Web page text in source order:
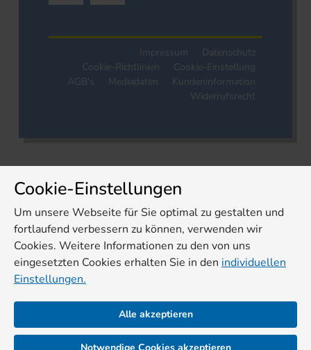
Impressum
Datenschutz
Cookie-Richtlinien
Cookie-Einstellung
AGB's
Mediadaten
Kundeninformation
Widerrufsrecht
Cookie-Einstellungen
Um unsere Webseite für Sie optimal zu gestalten und
fortlaufend verbessern zu können, verwenden wir
Cookies. Weitere Informationen zu den von uns
eingesetzten Cookies erhalten Sie in den individuellen
Einstellungen.
Alle akzeptieren